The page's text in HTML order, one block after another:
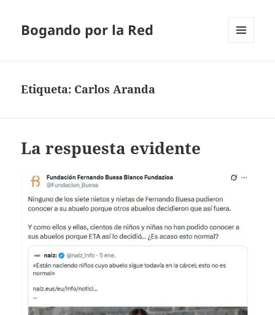
Bogando por la Red
Etiqueta: Carlos Aranda
La respuesta evidente